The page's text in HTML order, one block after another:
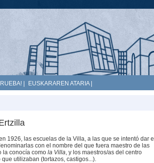
EUSKARAREN ATARIA|
1926, las escuelas de la Villa, a las que se intentó dar el
con el nombre del que fuera maestro de las
la conocía como la Villa, y los maestros/as del centro
utilizaban (tortazos, castigos...).